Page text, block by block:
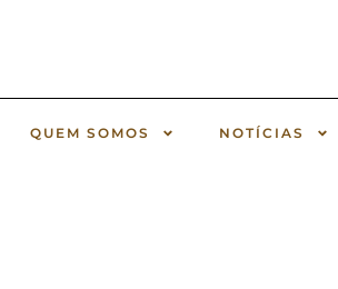
QUEM SOMOS NOTÍCIAS